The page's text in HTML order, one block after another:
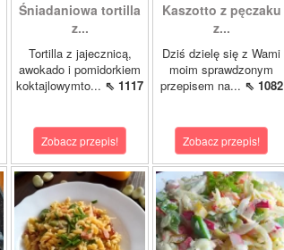
Śniadaniowa tortilla
z...
Tortilla z jajecznicą,
awokado i pomidorkiem
koktajlowymto... ⇖ 1117
Zobacz przepis!
Kaszotto z pęczaku
z...
Dziś dzielę się z Wami
moim sprawdzonym
przepisem na... ⇖ 1082
Zobacz przepis!